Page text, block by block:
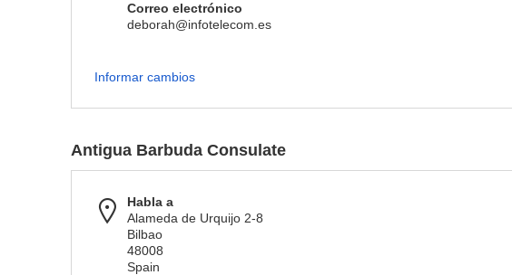
Correo electrónico
deborah@infotelecom.es
Informar cambios
Antigua Barbuda Consulate
Habla a
Alameda de Urquijo 2-8
Bilbao
48008
Spain